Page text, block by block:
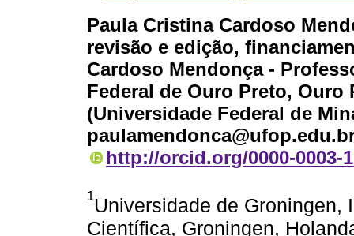
Paula Cristina Cardoso
revisão e edição,
Cardoso Mendonça -
Federal de Ouro Preto,
(Universidade Federal de
http://orcid.org/0000-0003-
1Universidade de Groningen,
Científica, Groningen,